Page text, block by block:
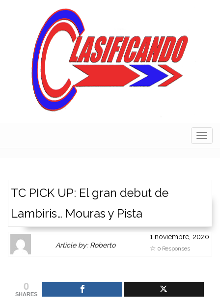
TC PICK UP: El gran debut de
Lambiris… Mouras y Pista
Author
Gravatar
Article by: Roberto
or
1 noviembre, 2020
0 Responses
0
SHARES